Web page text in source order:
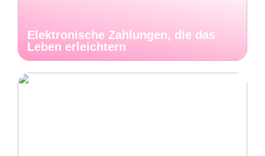
Elektronische Zahlungen, die das
Leben erleichtern